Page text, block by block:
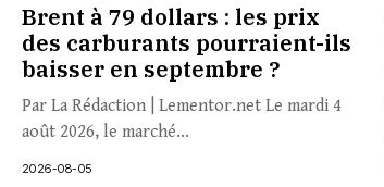
Brent à 79 dollars : les prix
des carburants pourraient-ils
baisser en septembre ?
Par La Rédaction | Lementor.net Le mardi 4
août 2026, le marché...
2026-08-05